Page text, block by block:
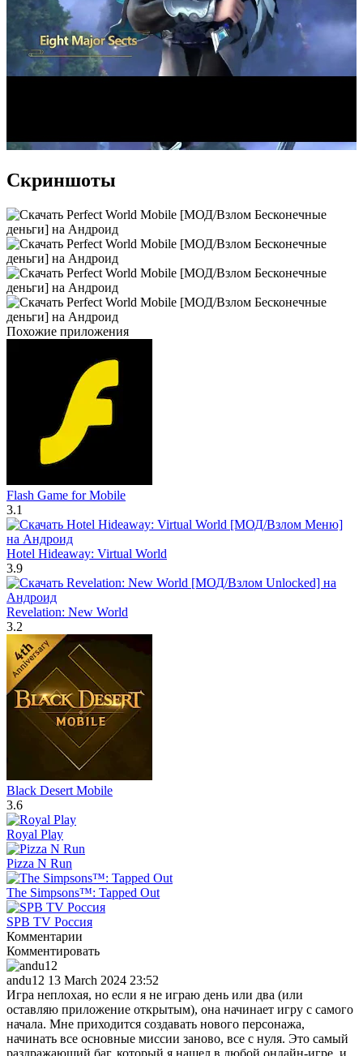
Скриншоты
Похожие приложения
Flash Game for Mobile
3.1
Hotel Hideaway: Virtual World
3.9
Revelation: New World
3.2
Black Desert Mobile
3.6
Royal Play
Pizza N Run
The Simpsons™: Tapped Out
SPB TV Россия
Комментарии
Комментировать
andu12 13 March 2024 23:52
Игра неплохая, но если я не играю день или два (или
оставляю приложение открытым), она начинает игру с самого
начала. Мне приходится создавать нового персонажа,
начинать все основные миссии заново, все с нуля. Это самый
раздражающий баг, который я нашел в любой онлайн-игре, и